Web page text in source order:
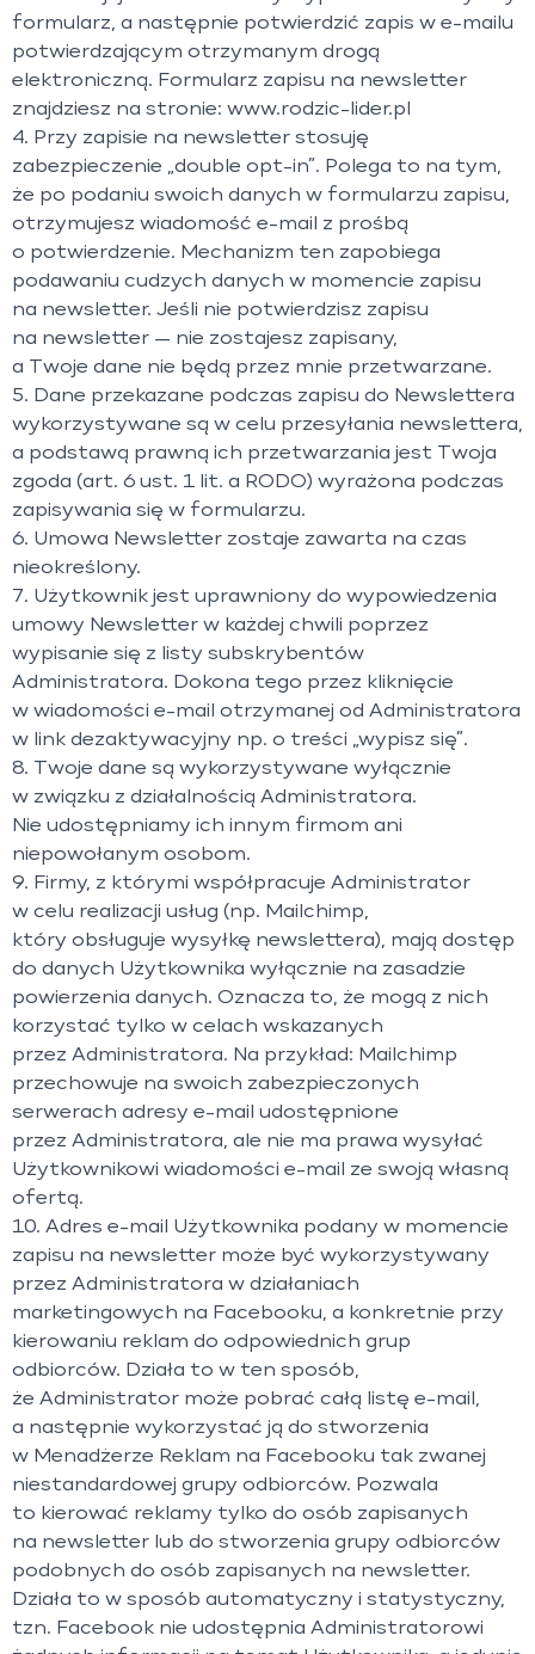
formularz, a następnie potwierdzić zapis w e-mailu
potwierdzającym otrzymanym drogą
elektroniczną. Formularz zapisu na newsletter
znajdziesz na stronie: www.rodzic-lider.pl
4. Przy zapisie na newsletter stosuję
zabezpieczenie „double opt-in”. Polega to na tym,
że po podaniu swoich danych w formularzu zapisu,
otrzymujesz wiadomość e-mail z prośbą
o potwierdzenie. Mechanizm ten zapobiega
podawaniu cudzych danych w momencie zapisu
na newsletter. Jeśli nie potwierdzisz zapisu
na newsletter — nie zostajesz zapisany,
a Twoje dane nie będą przez mnie przetwarzane.
5. Dane przekazane podczas zapisu do Newslettera
wykorzystywane są w celu przesyłania newslettera,
a podstawą prawną ich przetwarzania jest Twoja
zgoda (art. 6 ust. 1 lit. a RODO) wyrażona podczas
zapisywania się w formularzu.
6. Umowa Newsletter zostaje zawarta na czas
nieokreślony.
7. Użytkownik jest uprawniony do wypowiedzenia
umowy Newsletter w każdej chwili poprzez
wypisanie się z listy subskrybentów
Administratora. Dokona tego przez kliknięcie
w wiadomości e-mail otrzymanej od Administratora
w link dezaktywacyjny np. o treści „wypisz się”.
8. Twoje dane są wykorzystywane wyłącznie
w związku z działalnością Administratora.
Nie udostępniamy ich innym firmom ani
niepowołanym osobom.
9. Firmy, z którymi współpracuje Administrator
w celu realizacji usług (np. Mailchimp,
który obsługuje wysyłkę newslettera), mają dostęp
do danych Użytkownika wyłącznie na zasadzie
powierzenia danych. Oznacza to, że mogą z nich
korzystać tylko w celach wskazanych
przez Administratora. Na przykład: Mailchimp
przechowuje na swoich zabezpieczonych
serwerach adresy e-mail udostępnione
przez Administratora, ale nie ma prawa wysyłać
Użytkownikowi wiadomości e-mail ze swoją własną
ofertą.
10. Adres e-mail Użytkownika podany w momencie
zapisu na newsletter może być wykorzystywany
przez Administratora w działaniach
marketingowych na Facebooku, a konkretnie przy
kierowaniu reklam do odpowiednich grup
odbiorców. Działa to w ten sposób,
że Administrator może pobrać całą listę e-mail,
a następnie wykorzystać ją do stworzenia
w Menadżerze Reklam na Facebooku tak zwanej
niestandardowej grupy odbiorców. Pozwala
to kierować reklamy tylko do osób zapisanych
na newsletter lub do stworzenia grupy odbiorców
podobnych do osób zapisanych na newsletter.
Działa to w sposób automatyczny i statystyczny,
tzn. Facebook nie udostępnia Administratorowi